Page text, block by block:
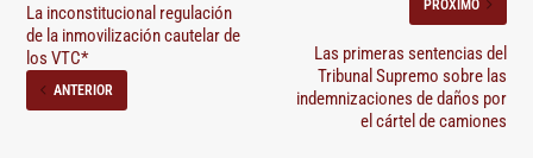
La inconstitucional regulación
de la inmovilización cautelar de
los VTC*
ANTERIOR
PRÓXIMO
Las primeras sentencias del
Tribunal Supremo sobre las
indemnizaciones de daños por
el cártel de camiones